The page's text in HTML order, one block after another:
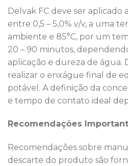
Delvak FC deve ser aplicado
entre 0,5 – 5,0% v/v, a uma
ambiente e 85°C, por um
20 – 90 minutos,
aplicação e dureza de água.
realizar o enxágue final de
potável. A definição da
e tempo de contato ideal
Recomendações
Recomendações sobre
descarte do produto são